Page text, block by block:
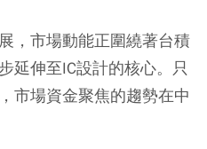
，市場動能正圍繞著台積
延伸至IC設計的核心。只
市場資金聚焦的趨勢在中